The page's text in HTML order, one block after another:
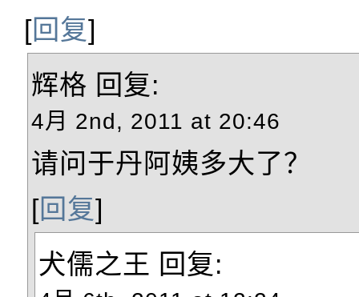
[回复]
辉格 回复:
4月 2nd, 2011 at 20:46
请问于丹阿姨多大了？
[回复]
犬儒之王 回复: